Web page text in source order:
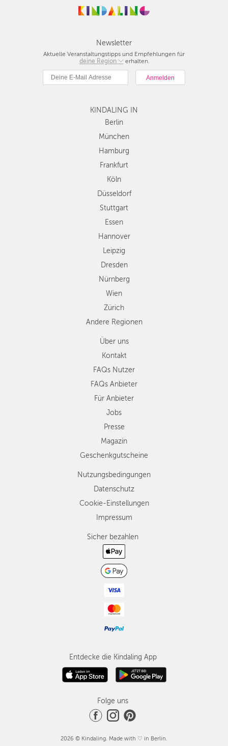
Newsletter
Aktuelle Veranstaltungstipps und Empfehlungen für
deine Region
Berlin
Hamburg
Köln
Düsseldorf
Stuttgart
Essen
Dresden
Nürnberg
Wien
Zürich
Andere
Regionen
erhalten.
KINDALING IN
Berlin
München
Hamburg
Frankfurt
Köln
Düsseldorf
Stuttgart
Essen
Hannover
Leipzig
Dresden
Nürnberg
Wien
Zürich
Andere Regionen
Über uns
Kontakt
FAQs Nutzer
FAQs Anbieter
Für Anbieter
Jobs
Presse
Magazin
Geschenkgutscheine
Nutzungsbedingungen
Datenschutz
Cookie-Einstellungen
Impressum
Sicher bezahlen
Entdecke die Kindaling App
Folge uns
2026 © Kindaling. Made with ♡ in Berlin.